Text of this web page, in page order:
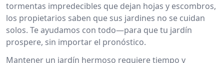
tormentas impredecibles que dejan hojas y escombros,
los propietarios saben que sus jardines no se cuidan
solos. Te ayudamos con todo—para que tu jardín
prospere, sin importar el pronóstico.
Mantener un jardín hermoso requiere tiempo y